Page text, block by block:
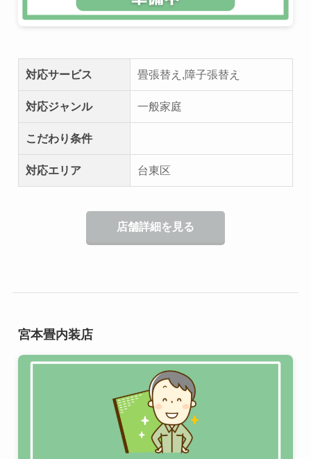
対応サービス 畳張替え,障子張替え
対応ジャンル 一般家庭
こだわり条件
対応エリア 台東区
店舗詳細を見る
宮本畳内装店